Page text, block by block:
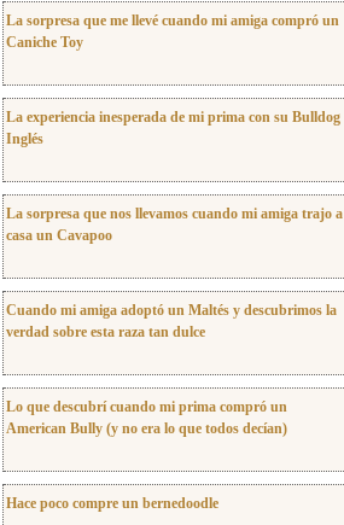
La sorpresa que me llevé cuando mi amiga compró un
Caniche Toy
La experiencia inesperada de mi prima con su Bulldog
Inglés
La sorpresa que nos llevamos cuando mi amiga trajo a
casa un Cavapoo
Cuando mi amiga adoptó un Maltés y descubrimos la
verdad sobre esta raza tan dulce
Lo que descubrí cuando mi prima compró un
American Bully (y no era lo que todos decían)
Hace poco compre un bernedoodle